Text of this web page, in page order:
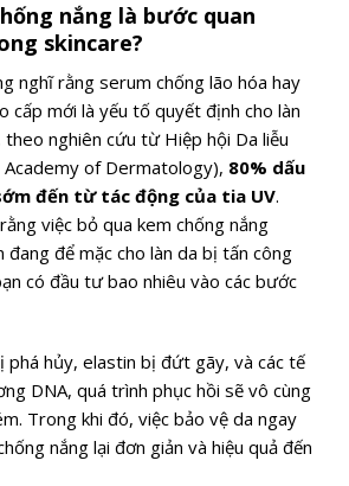
nắng là bước quan
skincare?
nghĩ rằng serum chống lão hóa hay
cấp mới là yếu tố quyết định cho làn
theo nghiên cứu từ Hiệp hội Da liễu
Academy of Dermatology), 80% dấu
đến từ tác động của tia UV.
việc bỏ qua kem chống nắng
đang để mặc cho làn da bị tấn công
có đầu tư bao nhiêu vào các bước
phá hủy, elastin bị đứt gãy, và các tế
DNA, quá trình phục hồi sẽ vô cùng
Trong khi đó, việc bảo vệ da ngay
nắng lại đơn giản và hiệu quả đến